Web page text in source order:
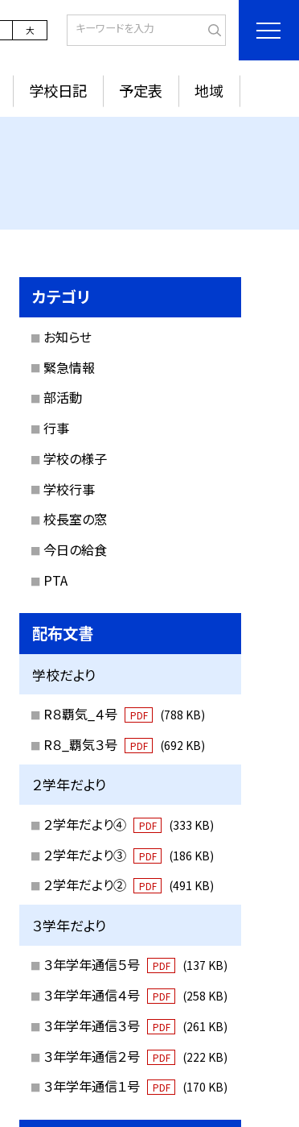
大
学校日記 予定表 地域
カテゴリ
お知らせ
緊急情報
部活動
行事
学校の様子
学校行事
校長室の窓
今日の給食
PTA
配布文書
学校だより
R８覇気_４号 PDF (788 KB)
R８_覇気３号 PDF (692 KB)
２学年だより
２学年だより④ PDF (333 KB)
２学年だより③ PDF (186 KB)
２学年だより② PDF (491 KB)
３学年だより
３年学年通信５号 PDF (137 KB)
３年学年通信４号 PDF (258 KB)
３年学年通信３号 PDF (261 KB)
３年学年通信２号 PDF (222 KB)
３年学年通信１号 PDF (170 KB)